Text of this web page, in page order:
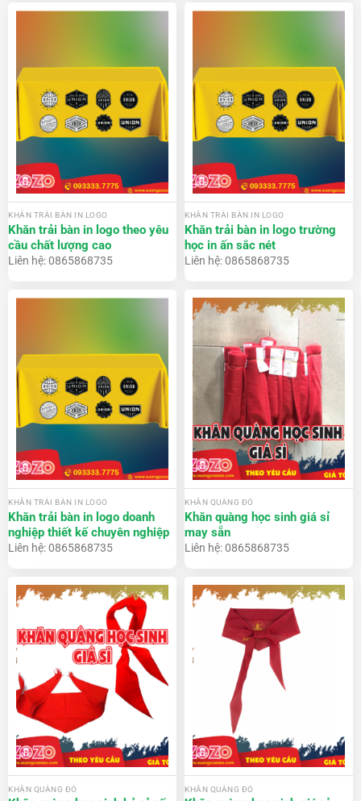
KHĂN TRẢI BÀN IN LOGO
Khăn trải bàn in logo theo yêu
cầu chất lượng cao
Liên hệ: 0865868735
KHĂN TRẢI BÀN IN LOGO
Khăn trải bàn in logo trường
học in ấn sắc nét
Liên hệ: 0865868735
KHĂN TRẢI BÀN IN LOGO
Khăn trải bàn in logo doanh
nghiệp thiết kế chuyên nghiệp
Liên hệ: 0865868735
KHĂN QUÀNG ĐỎ
Khăn quàng học sinh giá sỉ
may sẵn
Liên hệ: 0865868735
KHĂN QUÀNG ĐỎ KHĂN QUÀNG ĐỎ